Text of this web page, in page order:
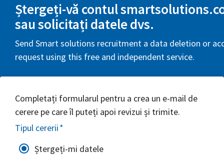
Ștergeți-vă contul
sau solicitați datele dvs.
Send Smart solutions recruitment a data deletion or
request using this free and independent service.
Completați formularul pentru a crea un e-mail de
cerere pe care îl puteți apoi revizui și trimite.
Tipul cererii*
Ștergeți-mi datele